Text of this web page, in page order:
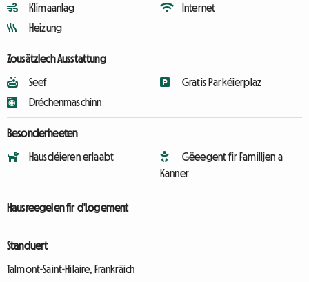
Klimaanlag
Heizung
Internet
Zousätzlech Ausstattung
Seef
Dréchenmaschinn
Gratis Parkéierplaz
Besonderheeten
Hausdéieren erlaabt
Gëeegent fir Familljen a
Kanner
Hausreegelen fir d'Logement
Standuert
Talmont-Saint-Hilaire, Frankräich